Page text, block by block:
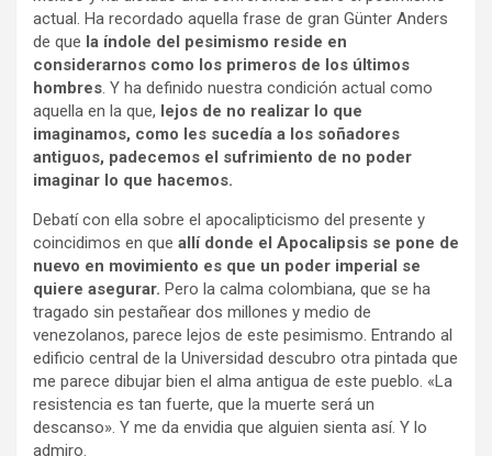
actual. Ha recordado aquella frase de gran Günter Anders
de que la índole del pesimismo reside en
considerarnos como los primeros de los últimos
hombres. Y ha definido nuestra condición actual como
aquella en la que, lejos de no realizar lo que
imaginamos, como les sucedía a los soñadores
antiguos, padecemos el sufrimiento de no poder
imaginar lo que hacemos.
Debatí con ella sobre el apocalipticismo del presente y
coincidimos en que allí donde el Apocalipsis se pone de
nuevo en movimiento es que un poder imperial se
quiere asegurar. Pero la calma colombiana, que se ha
tragado sin pestañear dos millones y medio de
venezolanos, parece lejos de este pesimismo. Entrando al
edificio central de la Universidad descubro otra pintada que
me parece dibujar bien el alma antigua de este pueblo. «La
resistencia es tan fuerte, que la muerte será un
descanso». Y me da envidia que alguien sienta así. Y lo
admiro.